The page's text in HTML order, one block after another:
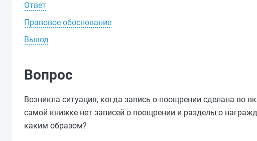
Ответ
Правовое обоснование
Вывод
Вопрос
Возникла ситуация, когда запись о поощрении сделана
самой книжке нет записей о поощрении и разделы о
каким образом?